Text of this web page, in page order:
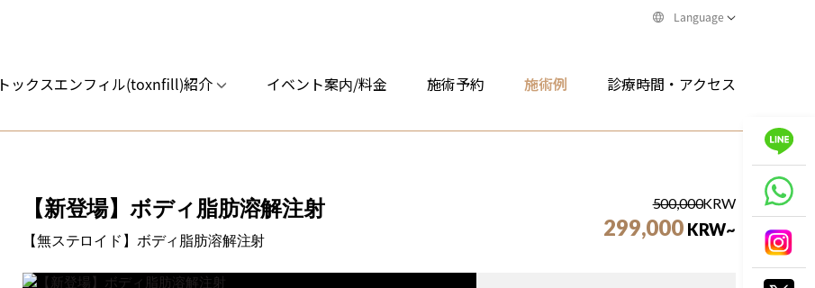
Language
トックスエンフィル(toxnfill)紹介 イベント案内/料金 施術予約 施術例 診療時間・アクセス
【新登場】ボディ脂肪溶解注射
【無ステロイド】ボディ脂肪溶解注射
500,000KRW
299,000 KRW~